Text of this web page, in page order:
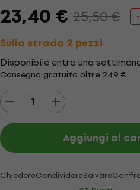
23,40 € 25,50 €
Sulla strada 2 pezzi
Disponibile entro una
Consegna gratuita oltre 249 €
Aggiungi al
ChiedereCondividereSalvare